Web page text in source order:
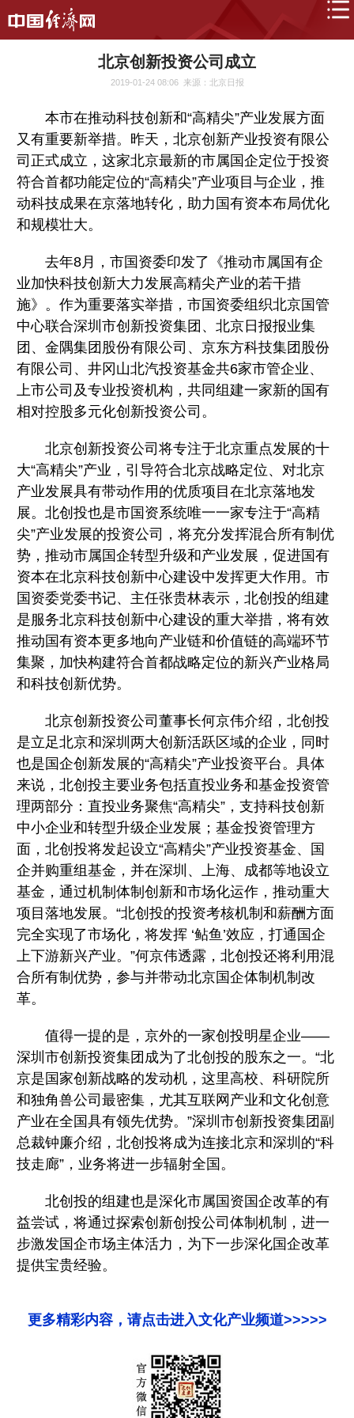
北京创新投资公司成立
2019-01-24 08:06 来源：北京日报
本市在推动科技创新和“高精尖”产业发展方面
又有重要新举措。昨天，北京创新产业投资有限公
司正式成立，这家北京最新的市属国企定位于投资
符合首都功能定位的“高精尖”产业项目与企业，推
动科技成果在京落地转化，助力国有资本布局优化
和规模壮大。
去年8月，市国资委印发了《推动市属国有企
业加快科技创新大力发展高精尖产业的若干措
施》。作为重要落实举措，市国资委组织北京国管
中心联合深圳市创新投资集团、北京日报报业集
团、金隅集团股份有限公司、京东方科技集团股份
有限公司、井冈山北汽投资基金共6家市管企业、
上市公司及专业投资机构，共同组建一家新的国有
相对控股多元化创新投资公司。
北京创新投资公司将专注于北京重点发展的十
大“高精尖”产业，引导符合北京战略定位、对北京
产业发展具有带动作用的优质项目在北京落地发
展。北创投也是市国资系统唯一一家专注于“高精
尖”产业发展的投资公司，将充分发挥混合所有制优
势，推动市属国企转型升级和产业发展，促进国有
资本在北京科技创新中心建设中发挥更大作用。市
国资委党委书记、主任张贵林表示，北创投的组建
是服务北京科技创新中心建设的重大举措，将有效
推动国有资本更多地向产业链和价值链的高端环节
集聚，加快构建符合首都战略定位的新兴产业格局
和科技创新优势。
北京创新投资公司董事长何京伟介绍，北创投
是立足北京和深圳两大创新活跃区域的企业，同时
也是国企创新发展的“高精尖”产业投资平台。具体
来说，北创投主要业务包括直投业务和基金投资管
理两部分：直投业务聚焦“高精尖”，支持科技创新
中小企业和转型升级企业发展；基金投资管理方
面，北创投将发起设立“高精尖”产业投资基金、国
企并购重组基金，并在深圳、上海、成都等地设立
基金，通过机制体制创新和市场化运作，推动重大
项目落地发展。“北创投的投资考核机制和薪酬方面
完全实现了市场化，将发挥 ‘鲇鱼’效应，打通国企
上下游新兴产业。”何京伟透露，北创投还将利用混
合所有制优势，参与并带动北京国企体制机制改
革。
值得一提的是，京外的一家创投明星企业——
深圳市创新投资集团成为了北创投的股东之一。“北
京是国家创新战略的发动机，这里高校、科研院所
和独角兽公司最密集，尤其互联网产业和文化创意
产业在全国具有领先优势。”深圳市创新投资集团副
总裁钟廉介绍，北创投将成为连接北京和深圳的“科
技走廊”，业务将进一步辐射全国。
北创投的组建也是深化市属国资国企改革的有
益尝试，将通过探索创新创投公司体制机制，进一
步激发国企市场主体活力，为下一步深化国企改革
提供宝贵经验。
更多精彩内容，请点击进入文化产业频道>>>>>